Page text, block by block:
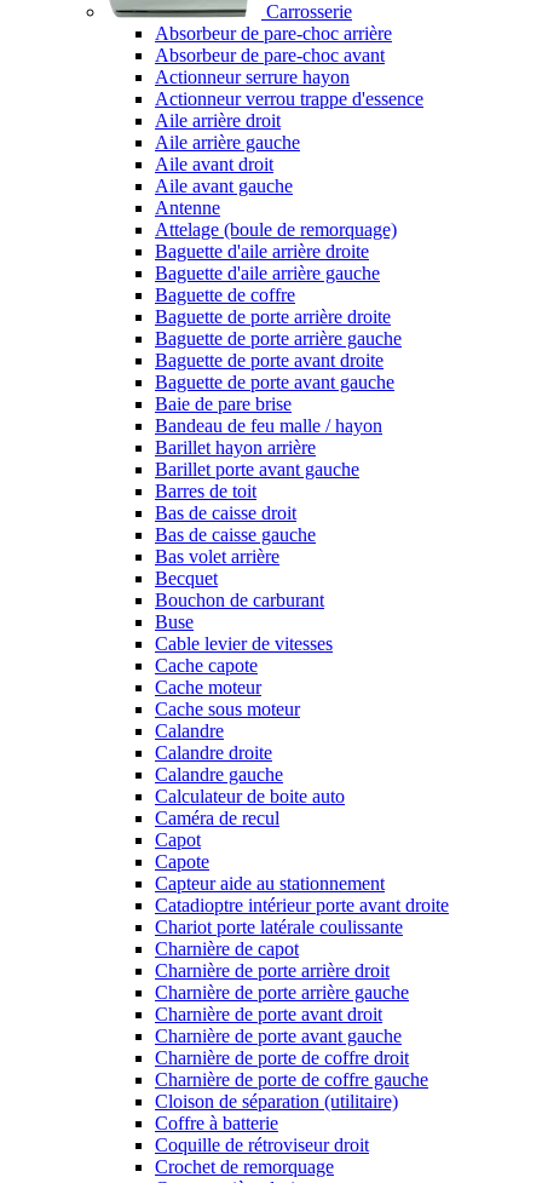
Carrosserie
Absorbeur de pare-choc arrière
Absorbeur de pare-choc avant
Actionneur serrure hayon
Actionneur verrou trappe d'essence
Aile arrière droit
Aile arrière gauche
Aile avant droit
Aile avant gauche
Antenne
Attelage (boule de remorquage)
Baguette d'aile arrière droite
Baguette d'aile arrière gauche
Baguette de coffre
Baguette de porte arrière droite
Baguette de porte arrière gauche
Baguette de porte avant droite
Baguette de porte avant gauche
Baie de pare brise
Bandeau de feu malle / hayon
Barillet hayon arrière
Barillet porte avant gauche
Barres de toit
Bas de caisse droit
Bas de caisse gauche
Bas volet arrière
Becquet
Bouchon de carburant
Buse
Cable levier de vitesses
Cache capote
Cache moteur
Cache sous moteur
Calandre
Calandre droite
Calandre gauche
Calculateur de boite auto
Caméra de recul
Capot
Capote
Capteur aide au stationnement
Catadioptre intérieur porte avant droite
Chariot porte latérale coulissante
Charnière de capot
Charnière de porte arrière droit
Charnière de porte arrière gauche
Charnière de porte avant droit
Charnière de porte avant gauche
Charnière de porte de coffre droit
Charnière de porte de coffre gauche
Cloison de séparation (utilitaire)
Coffre à batterie
Coquille de rétroviseur droit
Crochet de remorquage